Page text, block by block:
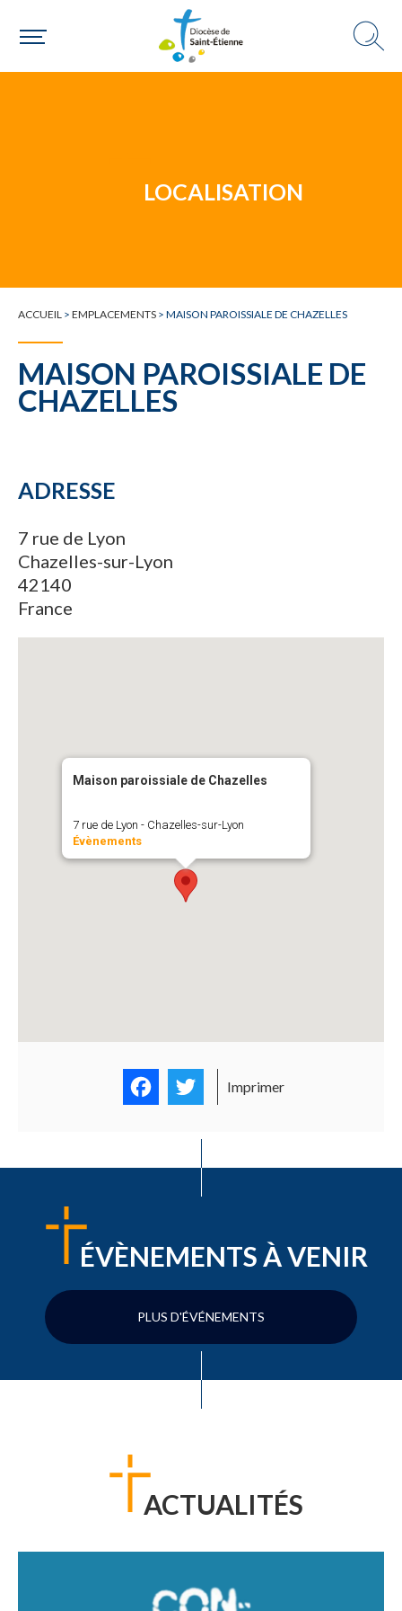
LOCALISATION
ACCUEIL > EMPLACEMENTS > MAISON PAROISSIALE DE CHAZELLES
MAISON PAROISSIALE DE
CHAZELLES
ADRESSE
7 rue de Lyon
Chazelles-sur-Lyon
42140
France
Maison paroissiale de Chazelles
7 rue de Lyon - Chazelles-sur-Lyon
Évènements
FacebookTwitter
Imprimer
ÉVÈNEMENTS À VENIR
PLUS D'ÉVÉNEMENTS
ACTUALITÉS